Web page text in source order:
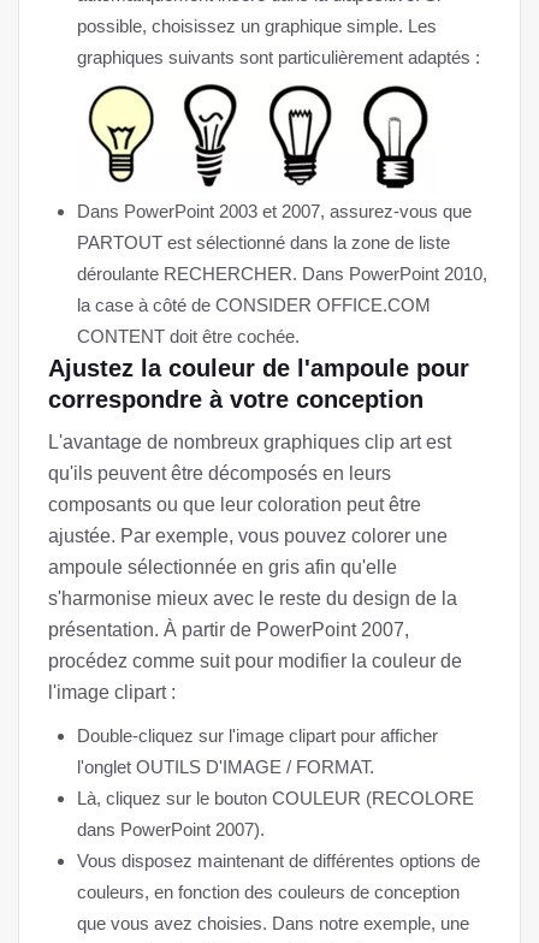
possible, choisissez un graphique simple. Les
graphiques suivants sont particulièrement adaptés :
Dans PowerPoint 2003 et 2007, assurez-vous que
PARTOUT est sélectionné dans la zone de liste
déroulante RECHERCHER. Dans PowerPoint 2010,
la case à côté de CONSIDER OFFICE.COM
CONTENT doit être cochée.
Ajustez la couleur de l'ampoule pour
correspondre à votre conception
L'avantage de nombreux graphiques clip art est
qu'ils peuvent être décomposés en leurs
composants ou que leur coloration peut être
ajustée. Par exemple, vous pouvez colorer une
ampoule sélectionnée en gris afin qu'elle
s'harmonise mieux avec le reste du design de la
présentation. À partir de PowerPoint 2007,
procédez comme suit pour modifier la couleur de
l'image clipart :
Double-cliquez sur l'image clipart pour afficher
l'onglet OUTILS D'IMAGE / FORMAT.
Là, cliquez sur le bouton COULEUR (RECOLORE
dans PowerPoint 2007).
Vous disposez maintenant de différentes options de
couleurs, en fonction des couleurs de conception
que vous avez choisies. Dans notre exemple, une